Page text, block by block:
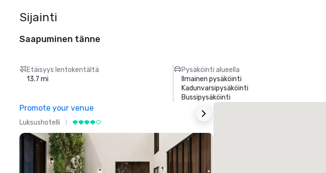
Sijainti
Saapuminen tänne
Etäisyys lentokentältä
13.7 mi
Pysäköinti alueella
Ilmainen pysäköinti
Kadunvarsipysäköinti
Bussipysäköinti
Promote your venue
Luksushotelli